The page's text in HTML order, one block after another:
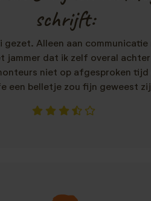
schrijft:
gezet. Alleen aan communicatie
jammer dat ik zelf overal
niet op afgesproken tijd
een belletje zou fijn geweest